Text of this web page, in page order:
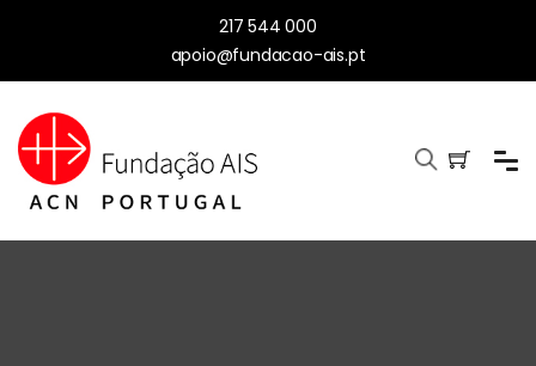
217 544 000
apoio@fundacao-ais.pt